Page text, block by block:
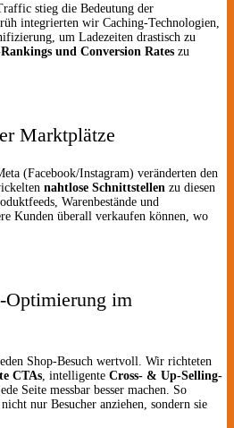
stieg die Bedeutung der
integrierten wir Caching-Technologien,
um Ladezeiten drastisch zu
und Conversion Rates zu
Marktplätze
(Facebook/Instagram) veränderten den
nahtlose Schnittstellen zu diesen
Warenbestände und
Kunden überall verkaufen können, wo
im
Shop-Besuch wertvoll. Wir richteten
CTAs , intelligente Cross- & Up-Selling-
Seite messbar besser machen. So
nur Besucher anziehen, sondern sie